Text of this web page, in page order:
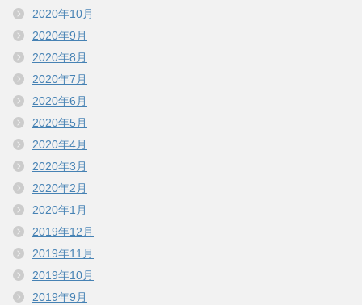
2020年10月
2020年9月
2020年8月
2020年7月
2020年6月
2020年5月
2020年4月
2020年3月
2020年2月
2020年1月
2019年12月
2019年11月
2019年10月
2019年9月